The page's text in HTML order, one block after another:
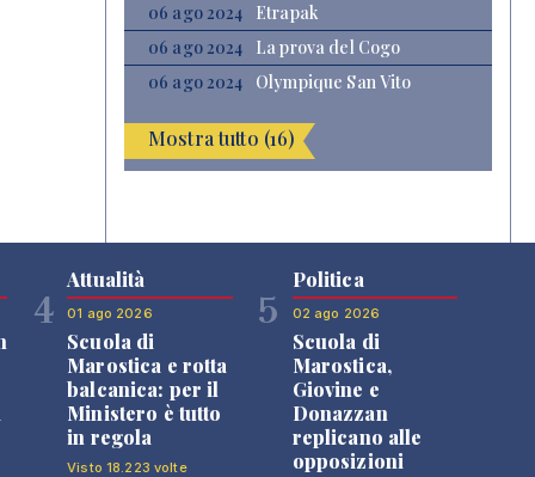
06 ago 2024
Etrapak
06 ago 2024
La prova del Cogo
06 ago 2024
Olympique San Vito
Mostra tutto (16)
4
Attualità
01 ago 2026
Scuola di
Marostica e rotta
balcanica: per il
Ministero è tutto
in regola
Visto 18.223 volte
5
Politica
02 ago 2026
Scuola di
Marostica,
Giovine e
Donazzan
replicano alle
opposizioni